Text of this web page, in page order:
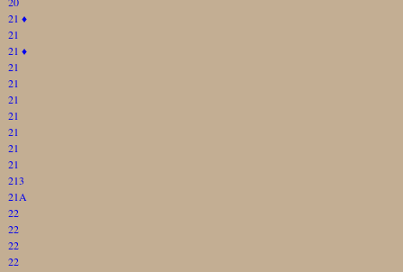
21 ♦
21
21 ♦
21
21
21
21
21
21
21
213
21A
22
22
22
22